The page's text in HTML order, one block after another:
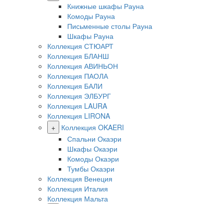
Книжные шкафы Рауна
Комоды Рауна
Письменные столы Рауна
Шкафы Рауна
Коллекция СТЮАРТ
Коллекция БЛАНШ
Коллекция АВИНЬОН
Коллекция ПАОЛА
Коллекция БАЛИ
Коллекция ЭЛБУРГ
Коллекция LAURA
Коллекция LIRONA
+
Коллекция OKAERI
Спальни Окаэри
Шкафы Окаэри
Комоды Окаэри
Тумбы Окаэри
Коллекция Венеция
Коллекция Италия
Коллекция Мальта